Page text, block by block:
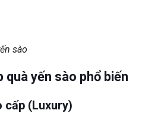
sào
quà yến sào phổ biến
cấp (Luxury)